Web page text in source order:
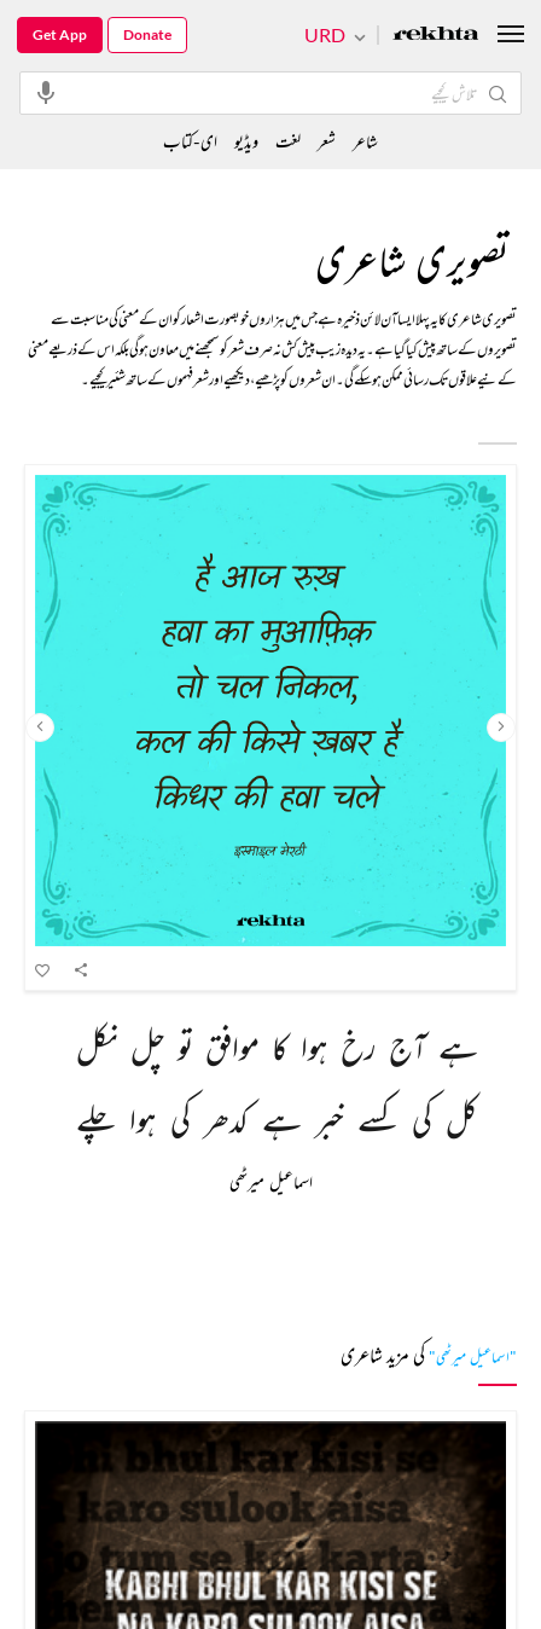
تصویری شاعری
تصویری شاعری کا یہ پہلا ایسا آن لائن ذخیرہ ہے جس میں ہزاروں خوبصورت اشعار کو ان کے معنی کی مناسبت سے
تصویروں کے ساتھ پیش کیا گیا ہے۔ یہ دیدہ زیب پیش کش نہ صرف شعر کو سمجھنے میں معاون ہوگی بلکہ اس کے ذریعے معنی
کے نیےعلاقوں تک رسائی ممکن ہو سکے گی۔ ان شعروں کو پڑھیے، دیکھیے اور شعر فہموں کے ساتھ شئیر کیجیے۔
ہے آج رخ ہوا کا موافق تو چل نکل
کل کی کسے خبر ہے کدھر کی ہوا چلے
اسماعیل میرٹھی
"اسماعیل میرٹھی" کی مزید شاعری
URD
Get App Donate
شاعر شعر لغت ویڈیو ای-کتاب